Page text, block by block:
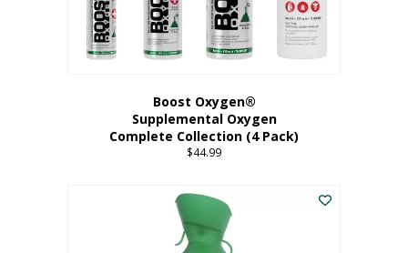
Boost Oxygen®
Supplemental Oxygen
Complete Collection (4 Pack)
$44.99